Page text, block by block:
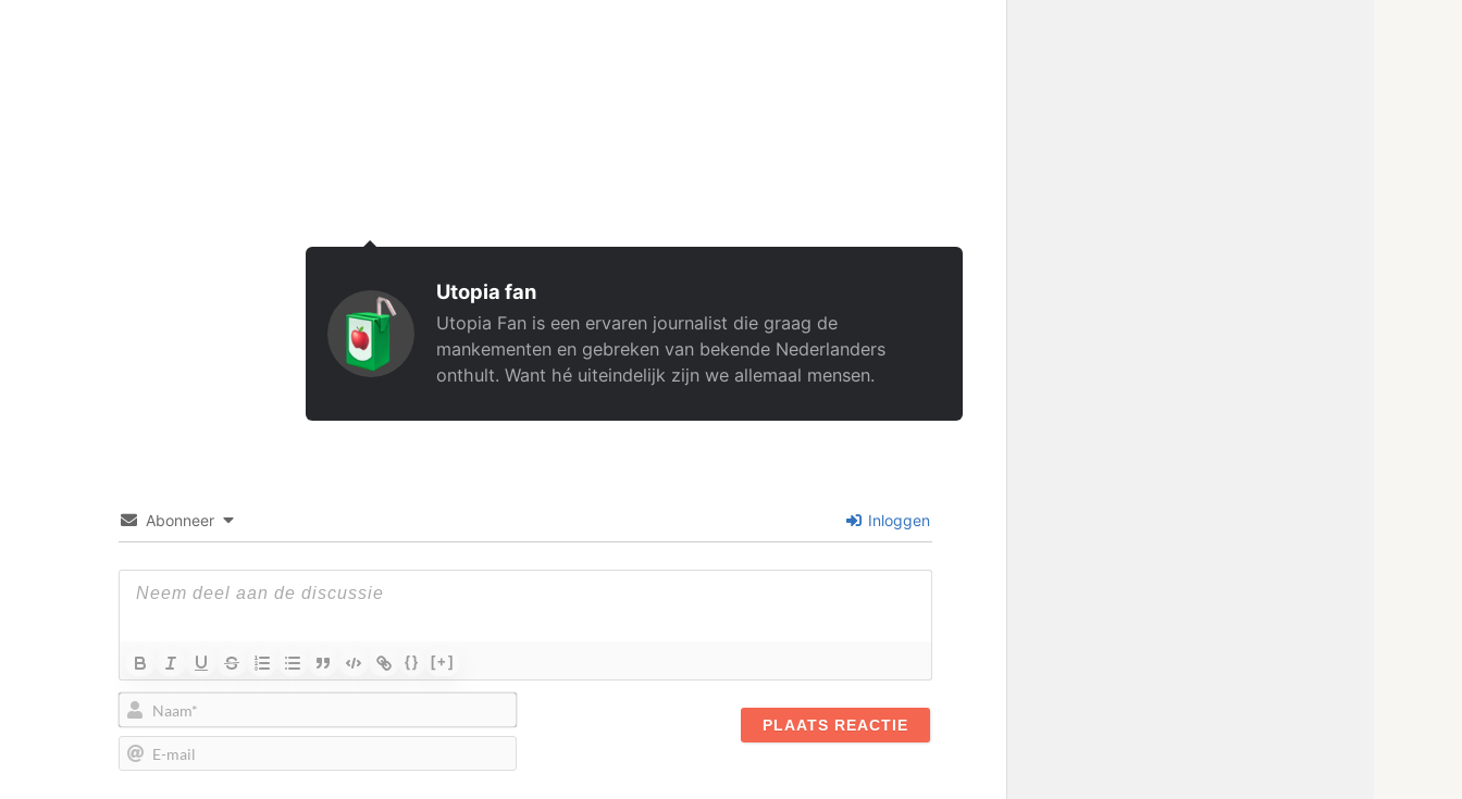
Utopia fan
Utopia Fan is een ervaren journalist die graag de
mankementen en gebreken van bekende Nederlanders
onthult. Want hé uiteindelijk zijn we allemaal mensen.
Abonneer Inloggen
{} [+]
Naam*
mail